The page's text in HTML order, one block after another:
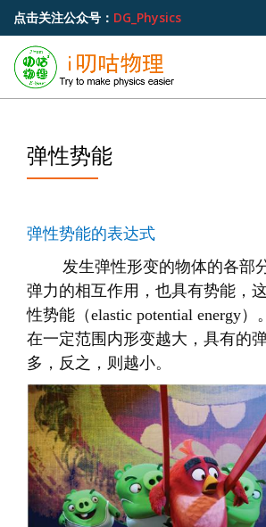
容
点击关注公众号： DG_Physics
弹性势能
弹性势能的表达式
发生弹性形变的物体的各部
弹力的相互作用，也具有势能，
性势能（elastic potential energy）
在一定范围内形变越大，具有的
多，反之，则越小。